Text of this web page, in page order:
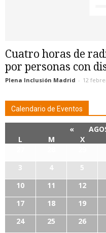
Cuatro horas de
por personas con
Plena Inclusión Madrid - 12
Calendario de Eventos
«
L
M X
3
4 5
10
11 12
17
18 19
24
25 26